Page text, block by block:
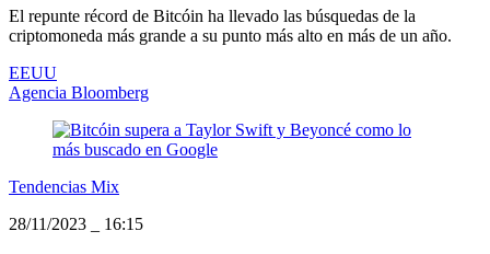
El repunte récord de Bitcóin ha llevado las búsquedas de la
criptomoneda más grande a su punto más alto en más de un año.
EEUU
Agencia Bloomberg
Tendencias Mix
28/11/2023
16:15